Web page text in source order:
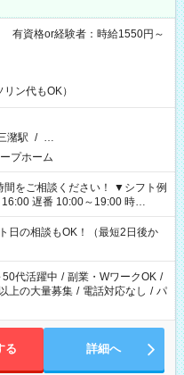
有資格or経験者：時給1550円～
ン代もOK）
潴駅 / …
プホーム
相談ください！ ▼シフト例
遅番 10:00～19:00 時
りのスタートがいい」 「お昼の
ご希望があれば教えてください
日の相談もOK！（最短2日後か
代活躍中 / 副業・WワークOK /
上の大量募集 / 電話対応なし / パ
る 詳細へ